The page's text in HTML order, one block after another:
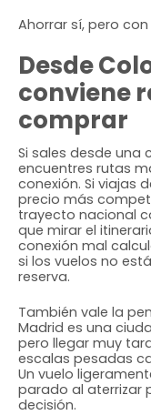
Ahorrar sí, pero
Desde
conviene
comprar
Si sales desde una
encuentres rutas
conexión. Si viajas
precio más
trayecto nacional
que mirar el
conexión mal
si los vuelos no
reserva.
También vale la
Madrid es una
pero llegar muy
escalas pesadas
Un vuelo
parado al aterrizar
decisión.